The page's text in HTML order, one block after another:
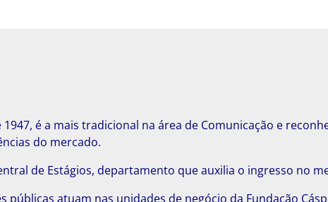
é a mais tradicional na área de Comunicação e
do mercado.
de Estágios, departamento que auxilia o ingresso no
atuam nas unidades de negócio da Fundação